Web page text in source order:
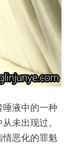
液中的一种
未出现过。
恶化的罪魁